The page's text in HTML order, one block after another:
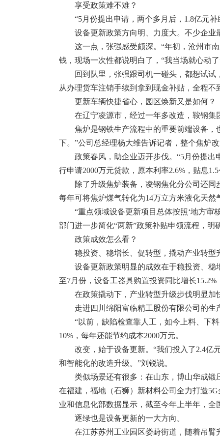
享受政策难不难？
“5月份提出申请，两个多月后，1.8亿元
设备更新政策方向明、力度大。不少企
这一点，张强感受颇深。“年初，沧州市
钱，现场一次性都说明白了，“我当场就心动
回到队里，张强跟司机一碰头，都想试
从办理货车注销手续到拿到现金补贴，全程不
更新车辆快捷省心，园区焕新又是如何？
在辽宁凌源市，经过一年多改造，鞍钢
焦炉是钢铁生产流程中的重要前端设备
下。”公司总经理杨大维告诉记者，整个焦炉
政策春风，助企业迈开步伐。“5月份提
行申请2000万元贷款，原本利率2.6%，贴息
除了升级焦炉装备，凌钢焦化分公司还
每年可将焦炉煤气转化为14万立方米液化天然
“重点领域设备更新项目总体按照‘地方审
部门进一步简化“两新”政策补贴申领流程，
政策成效怎么看？
稳投资、稳增长、促转型，撬动产业转型
设备更新政策明显的成效在于稳投资、稳
至7月份，设备工器具购置投资同比增长
在政策撬动下，产业转型升级步伐明显加
走进四川绵阳富临精工股份有限公司的
“以前，缺陷检查靠人工，如今上料、下
10%，每年还能节约成本2000万元。
改变，始于设备更新。“我们投入了2.4亿
和智能化的改造升级。”刘锐说。
类似场景还有很多：在山东，博山华成锻
在福建，福地（石狮）新材料公司全力打造
业和信息化部数据显示，截至今年上半年，
逐绿也是设备更新的一大方向。
在江苏苏州工业园区娄葑街道，随着吊